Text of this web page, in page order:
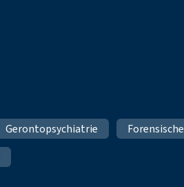
Gerontopsychiatrie